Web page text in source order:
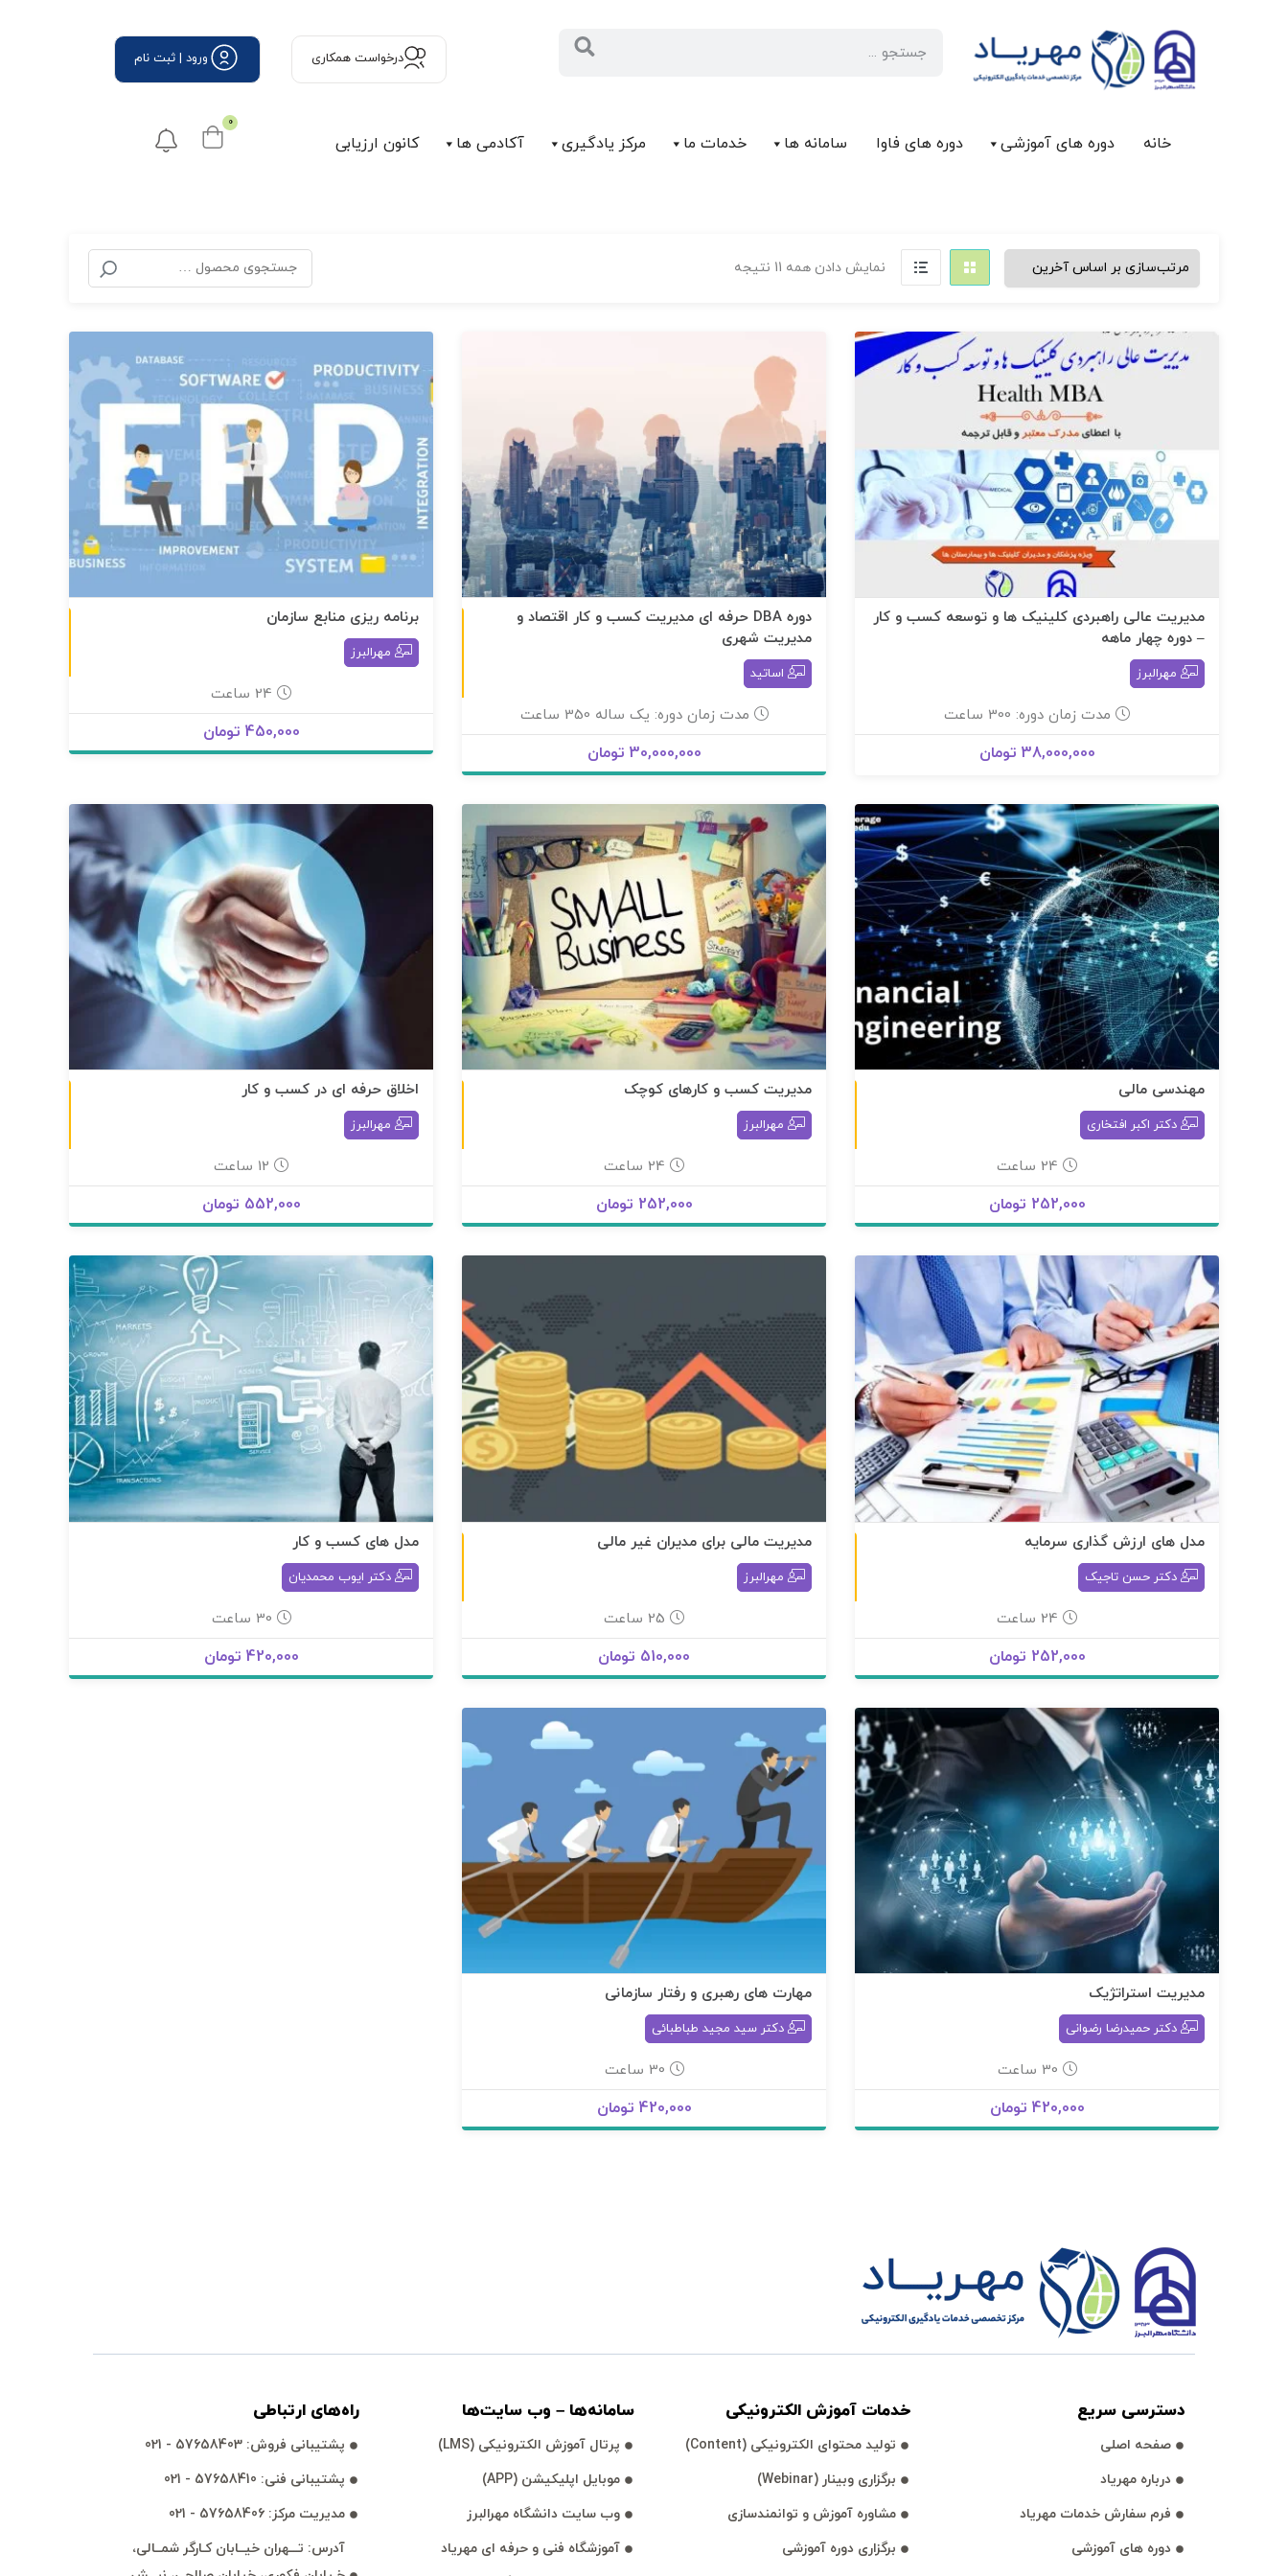
ورود | ثبت نام درخواست همكاری
خانه دوره های آموزشی دوره های فاوا سامانه ها خدمات ما مرکز يادگیری آکادمی ها کانون ارزیابی
0
نمایش دادن همه 11 نتیجه
مدیریت عالی راهبردی کلینیک ها و توسعه کسب و کار
– دوره چهار ماهه
مهرالبرز
مدت زمان دوره: 300 ساعت
38,000,000 تومان
دوره DBA حرفه ای مدیریت کسب و کار اقتصاد و
مدیریت شهری
اساتید
مدت زمان دوره: یک ساله 350 ساعت
30,000,000 تومان
برنامه ریزی منابع سازمان به صورت آنلاین مهرالبرز
24 ساعت
450,000 تومان
مهندسی مالی به صورت آنلاین دکتر اکبر افتخاری
252,000 تومان
مدیریت کسب و کارهای کوچک به صورت آنلاین مهرالبرز
24 ساعت
252,000 تومان
اخلاق حرفه ای در کسب و کار به صورت آنلاین مهرالبرز
12 ساعت
552,000 تومان
مدل های ارزش گذاری سرمایه
دکتر حسن تاجیک
252,000 تومان
مديريت مالی برای مديران غير مالی
مهرالبرز
25 ساعت
510,000 تومان
مدل های کسب و کار
دکتر ایوب محمدیان
420,000 تومان
مدیریت استراتژیک
دکتر حمیدرضا رضوانی
420,000 تومان
مهارت های رهبری و رفتار سازمانی
دکتر سید مجید طباطبائی
420,000 تومان
دسترسی سريع
صفحه اصلی
درباره مهرياد
فرم سفارش خدمات مهرياد
دوره های آموزشی
خدمات آموزش الكترونیكی
توليد محتوای الكترونیكی (Content)
برگزاری وبينار (Webinar)
مشاوره آموزش و توانمند‌‌سازی
برگزاری دوره آموزشی
سامانه‌ها – وب سايت‌ها
پرتال آموزش الكترونیكی (LMS)
موبايل اپليكيشن (APP)
وب سايت دانشگاه مهرالبرز
آموزشگاه فنی و حرفه ای مهرياد
راه‌های ارتباطی
پشتيبانی فروش: 57658403 - 021
پشتيبانی فنی: 57658410 - 021
مديريت مركز: 57658406 - 021
آدرس: تـــهران خيــابان كـارگر شمــالی،